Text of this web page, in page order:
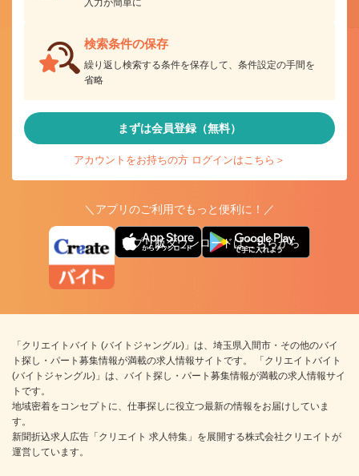
検索条件の保存
繰り返し検索する条件を保存して、条件設定の手間を
省略
まずは会員登録（無料）
アカウントをお持ちの方 ログインはこちら＞
＼アプリのご利用でもっと便利に！／
アプリ版ダウンロードはこちらから
「クリエイトバイト (バイトジャングル)」は、埼玉県入間市・その他のバイ
ト探し・パート募集情報が満載の求人情報サイトです。 「クリエイトバイト
(バイトジャングル)」は、バイト探し・パート募集情報が満載の求人情報サイ
トです。
地域密着をコンセプトに、仕事探しに役立つ最新の情報をお届けしていま
す。
新聞折込求人広告「クリエイト 求人特集」を展開する株式会社クリエイトが
運営しています。